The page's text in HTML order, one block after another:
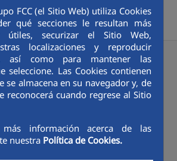
FCC (el Sitio Web) utiliza Cookies
qué secciones le resultan más
útiles, securizar el Sitio Web,
localizaciones y reproducir
así como para mantener las
seleccione. Las Cookies contienen
se almacena en su navegador y, de
reconocerá cuando regrese al Sitio
más información acerca de las
nuestra Política de Cookies.
>
FCC Medio Ambiente renueva el contrato de recogida de residuos de la Mancomunidad de Sasieta
Ambiente
contrato de
residuos de la
de Sasieta